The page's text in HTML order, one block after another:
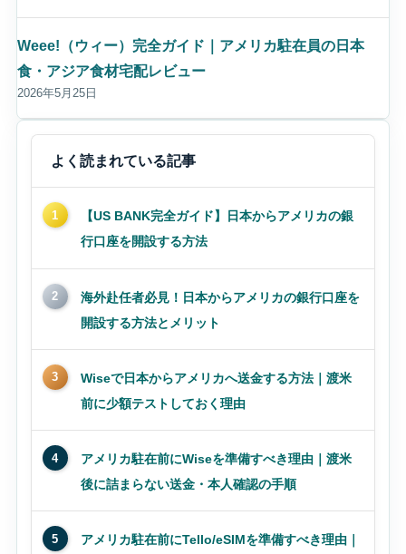
Weee!（ウィー）完全ガイド｜アメリカ駐在員の日本
食・アジア食材宅配レビュー
2026年5月25日
よく読まれている記事
1
【US BANK完全ガイド】日本からアメリカの銀
行口座を開設する方法
2
海外赴任者必見！日本からアメリカの銀行口座を
開設する方法とメリット
3
Wiseで日本からアメリカへ送金する方法｜渡米
前に少額テストしておく理由
4
アメリカ駐在前にWiseを準備すべき理由｜渡米
後に詰まらない送金・本人確認の手順
5
アメリカ駐在前にTello/eSIMを準備すべき理由｜